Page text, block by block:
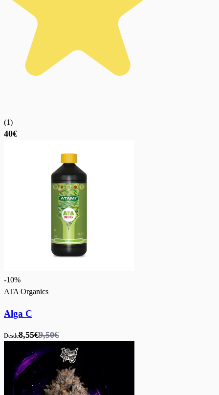
(1)
40€
-10%
ATA Organics
Alga C
Desde8,55€9,50€